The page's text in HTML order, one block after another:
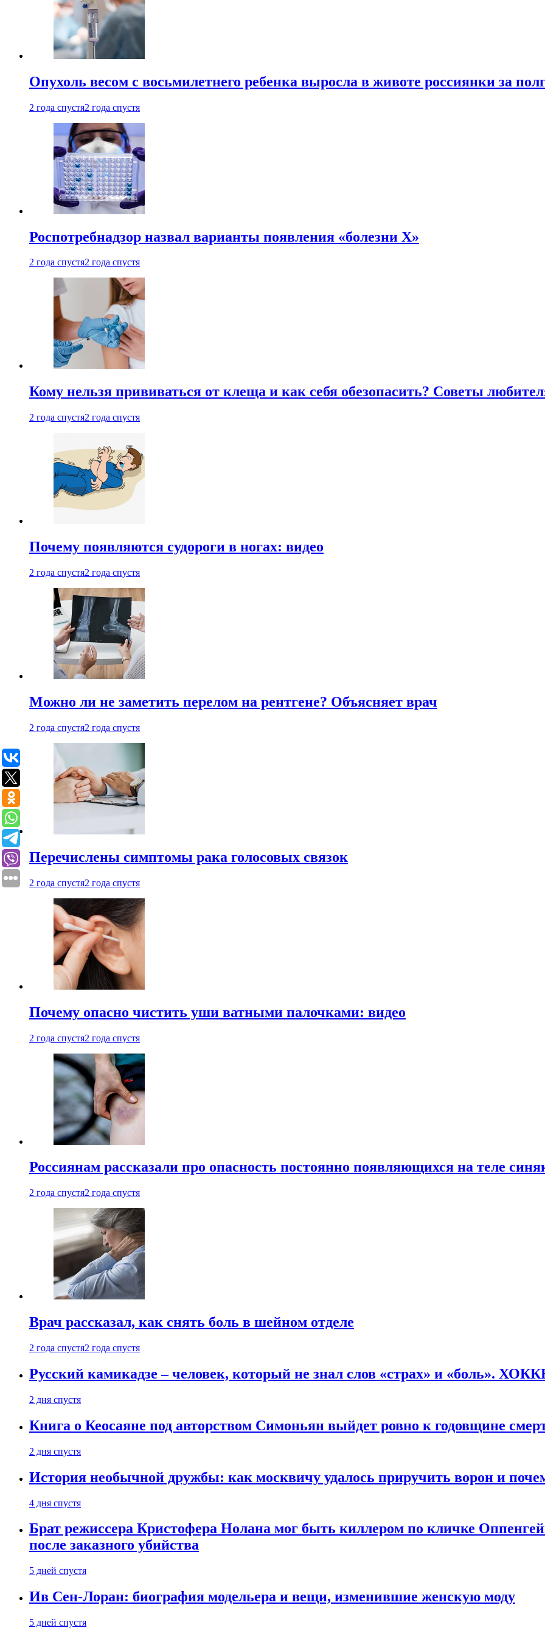
Опухоль весом с восьмилетнего ребенка выросла в животе россиянки за
2 года спустя2 года спустя
Роспотребнадзор назвал варианты появления «болезни Х»
2 года спустя2 года спустя
Кому нельзя прививаться от клеща и как себя обезопасить? Советы
2 года спустя2 года спустя
Почему появляются судороги в ногах: видео
2 года спустя2 года спустя
Можно ли не заметить перелом на рентгене? Объясняет врач
2 года спустя2 года спустя
Перечислены симптомы рака голосовых связок
2 года спустя2 года спустя
Почему опасно чистить уши ватными палочками: видео
2 года спустя2 года спустя
Россиянам рассказали про опасность постоянно появляющихся на теле
2 года спустя2 года спустя
Врач рассказал, как снять боль в шейном отделе
2 года спустя2 года спустя
Русский камикадзе – человек, который не знал слов «страх» и «боль».
2 дня спустя
Книга о Кеосаяне под авторством Симоньян выйдет ровно к годовщине
2 дня спустя
История необычной дружбы: как москвичу удалось приручить ворон и
4 дня спустя
Брат режиссера Кристофера Нолана мог быть киллером по кличке
после заказного убийства
5 дней спустя
Ив Сен-Лоран: биография модельера и вещи, изменившие женскую моду
5 дней спустя